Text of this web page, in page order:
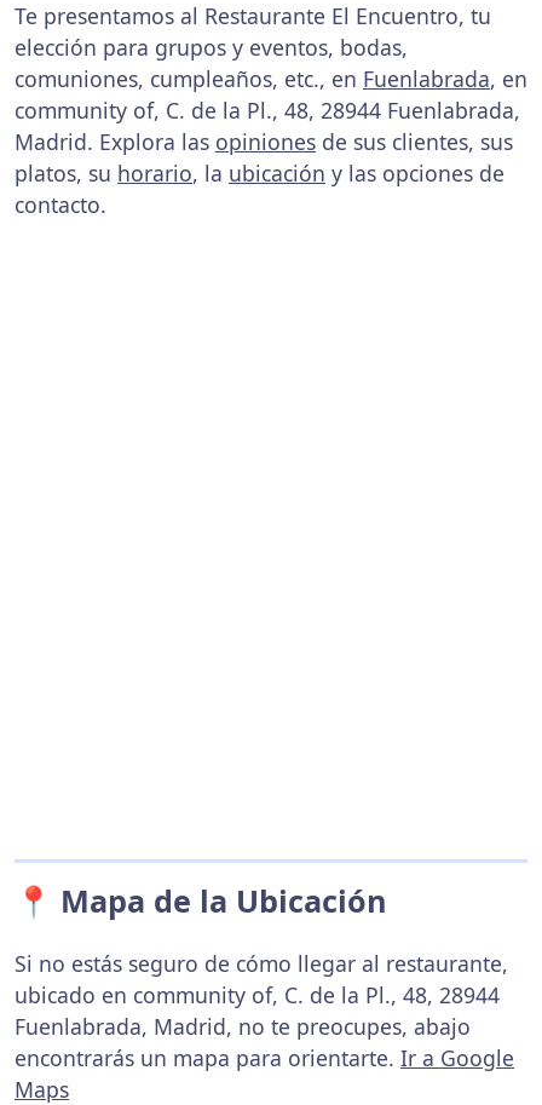
Te presentamos al Restaurante El Encuentro, tu
elección para grupos y eventos, bodas,
comuniones, cumpleaños, etc., en Fuenlabrada, en
community of, C. de la Pl., 48, 28944 Fuenlabrada,
Madrid. Explora las opiniones de sus clientes, sus
platos, su horario, la ubicación y las opciones de
contacto.
📍 Mapa de la Ubicación
Si no estás seguro de cómo llegar al restaurante,
ubicado en community of, C. de la Pl., 48, 28944
Fuenlabrada, Madrid, no te preocupes, abajo
encontrarás un mapa para orientarte. Ir a Google
Maps